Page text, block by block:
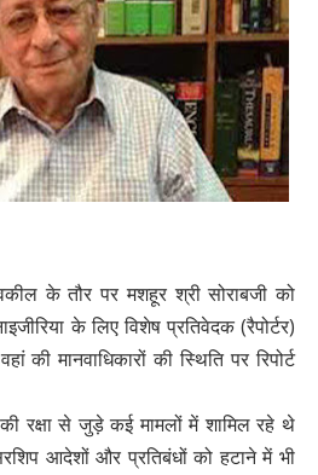
के तौर पर मशहूर श्री सोराबजी को
के लिए विशेष प्रतिवेदक (रैपोर्टर)
की मानवाधिकारों की स्थिति पर रिपोर्ट
रक्षा से जुड़े कई मामलों में शामिल रहे थे
आदेशों और प्रतिबंधों को हटाने में भी